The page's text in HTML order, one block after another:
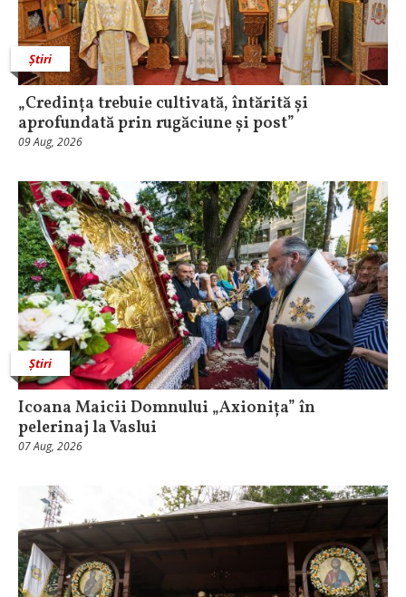
Știri
„Credința trebuie cultivată, întărită și
aprofundată prin rugăciune și post”
09 Aug, 2026
Știri
Icoana Maicii Domnului „Axionița” în
pelerinaj la Vaslui
07 Aug, 2026